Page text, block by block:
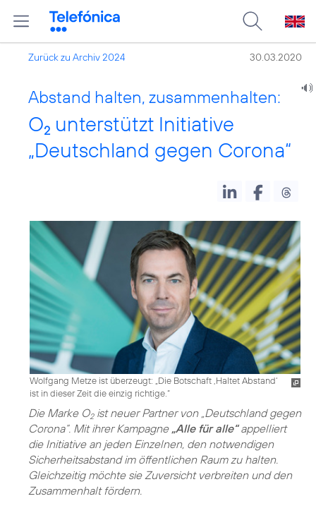
Zurück zu Archiv 2024 30.03.2020
Abstand halten, zusammenhalten:
O2 unterstützt Initiative
„Deutschland gegen Corona“
Wolfgang Metze ist überzeugt: „Die Botschaft ‚Haltet Abstand‘
ist in dieser Zeit die einzig richtige.“
Die Marke O2ist neuer Partner von „Deutschland gegen
Corona“. Mit ihrer Kampagne „Alle für alle“appelliert
die Initiative an jeden Einzelnen, den notwendigen
Sicherheitsabstand im öffentlichen Raum zu halten.
Gleichzeitig möchte sie Zuversicht verbreiten und den
Zusammenhalt fördern.